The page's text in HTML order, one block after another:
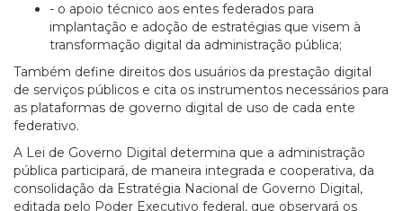
- o apoio técnico aos entes federados para
implantação e adoção de estratégias que visem à
transformação digital da administração pública;
Também define direitos dos usuários da prestação digital
de serviços públicos e cita os instrumentos necessários para
as plataformas de governo digital de uso de cada ente
federativo.
A Lei de Governo Digital determina que a administração
pública participará, de maneira integrada e cooperativa, da
consolidação da Estratégia Nacional de Governo Digital,
editada pelo Poder Executivo federal, que observará os